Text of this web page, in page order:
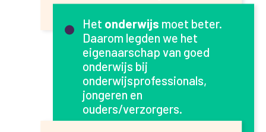
Het onderwijs moet beter.
Daarom legden we het
eigenaarschap van goed
onderwijs bij
onderwijsprofessionals,
jongeren en
ouders/verzorgers.